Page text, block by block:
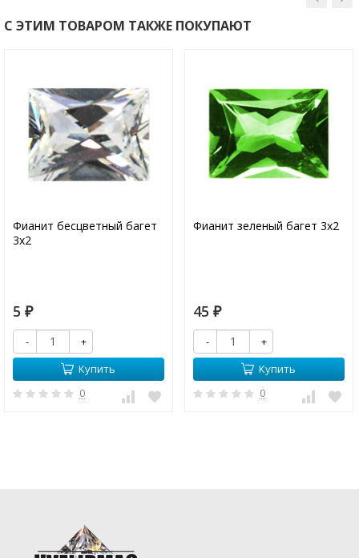
С ЭТИМ ТОВАРОМ ТАКЖЕ ПОКУПАЮТ
Фианит бесцветный багет
3х2
5 ₽
-
+
Купить
0
Фианит зеленый багет 3х2
45 ₽
-
+
Купить
0